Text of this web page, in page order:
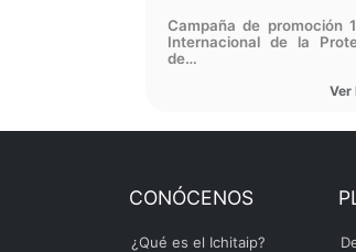
Campaña de promoción
Internacional de la
de…
Ver
CONÓCENOS
¿Qué es el Ichitaip?